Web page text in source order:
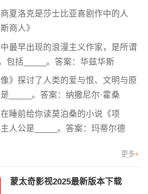
夏洛克是莎士比亚喜剧作中的人
商人》
最早出现的浪漫主义作家，是所谓
包括_____。答案：华兹华斯
》探讨了人类的爱与恨、文明与原
_____。答案：纳撒尼尔·霍桑
睡前给你读莫泊桑的小说《项
人公是_____。答案：玛蒂尔德
更多+
蒙太奇影视2025最新版本下载